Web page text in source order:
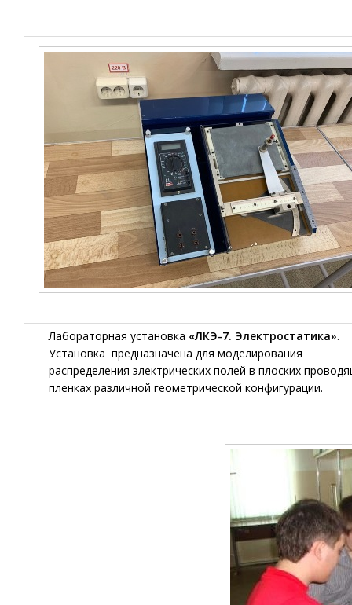
Лабораторная установка «ЛКЭ-7. Электростатика».
Установка предназначена для моделирования
распределения электрических полей в плоских
пленках различной геометрической конфигурации.